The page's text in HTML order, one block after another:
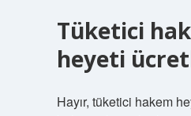
Tüketici
heyeti
Hayır, tüketici hakem